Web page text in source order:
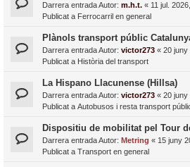
Darrera entrada Autor: m.h.t. « 11 jul.
Publicat a Ferrocarril en general
Plànols transport públic
Darrera entrada Autor: victor273 « 20 juny
Publicat a Història del transport
La Hispano Llacunense (Hillsa)
Darrera entrada Autor: victor273 « 20 juny
Publicat a Autobusos i resta transport
Dispositiu de mobilitat pel Tour
Darrera entrada Autor: Metring « 15 juny
Publicat a Transport en general